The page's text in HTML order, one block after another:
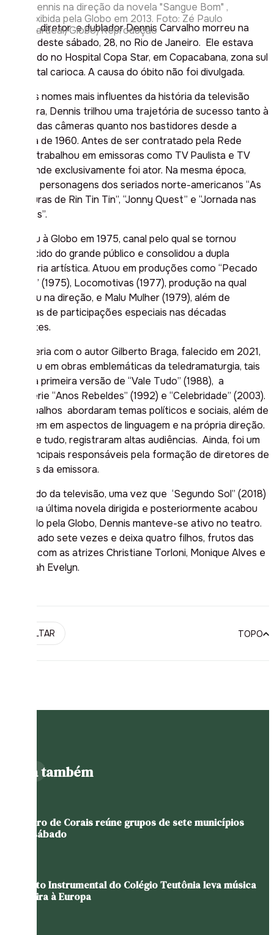
Dennis na direção da novela "Sangue Bom" ,
exibida pela Globo em 2013. Foto: Zé Paulo
Cardeal/Globo/Reprodução
O ator , diretor e dublador Dennis Carvalho morreu na
manhã deste sábado, 28, no Rio de Janeiro. Ele estava
internado no Hospital Copa Star, em Copacabana, zona sul
da capital carioca. A causa do óbito não foi divulgada.
Um dos nomes mais influentes da história da televisão
brasileira, Dennis trilhou uma trajetória de sucesso tanto à
frente das câmeras quanto nos bastidores desde a
década de 1960. Antes de ser contratado pela Rede
Globo, trabalhou em emissoras como TV Paulista e TV
Tupi, onde exclusivamente foi ator. Na mesma época,
dublou personagens dos seriados norte-americanos “As
Aventuras de Rin Tin Tin”, “Jonny Quest” e “Jornada nas
Estrelas”.
Chegou à Globo em 1975, canal pelo qual se tornou
conhecido do grande público e consolidou a dupla
trajetória artística. Atuou em produções como “Pecado
Capital” (1975), Locomotivas (1977), produção na qual
estreou na direção, e Malu Mulher (1979), além de
dezenas de participações especiais nas décadas
seguintes.
A parceria com o autor Gilberto Braga, falecido em 2021,
resultou em obras emblemáticas da teledramaturgia, tais
como a primeira versão de “Vale Tudo” (1988), a
minissérie “Anos Rebeldes” (1992) e “Celebridade” (2003).
Os trabalhos abordaram temas políticos e sociais, além de
inovarem em aspectos de linguagem e na própria direção.
Além de tudo, registraram altas audiências. Ainda, foi um
dos principais responsáveis pela formação de diretores de
novelas da emissora.
Afastado da televisão, uma vez que ‘Segundo Sol” (2018)
foi a sua última novela dirigida e posteriormente acabou
demitido pela Globo, Dennis manteve-se ativo no teatro.
Foi casado sete vezes e deixa quatro filhos, frutos das
uniões com as atrizes Christiane Torloni, Monique Alves e
Deborah Evelyn.
VOLTAR TOPO
Leia também
Encontro de Corais reúne grupos de sete municípios
neste sábado
Conjunto Instrumental do Colégio Teutônia leva música
brasileira à Europa